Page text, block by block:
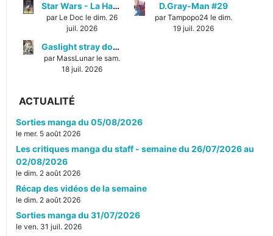
Star Wars - La Haute République - Un équilibre fragile
par Le Doc le dim. 26
juil. 2026
D.Gray-Man #29
par Tampopo24 le dim.
19 juil. 2026
Gaslight stray dog detectives #1
par MassLunar le sam.
18 juil. 2026
ACTUALITÉ
Sorties manga du 05/08/2026
le mer. 5 août 2026
Les critiques manga du staff - semaine du 26/07/2026 au
02/08/2026
le dim. 2 août 2026
Récap des vidéos de la semaine
le dim. 2 août 2026
Sorties manga du 31/07/2026
le ven. 31 juil. 2026